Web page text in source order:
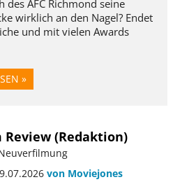
des AFC Richmond seine
wirklich an den Nagel? Endet
und mit vielen Awards
»
(Redaktion)
von Moviejones